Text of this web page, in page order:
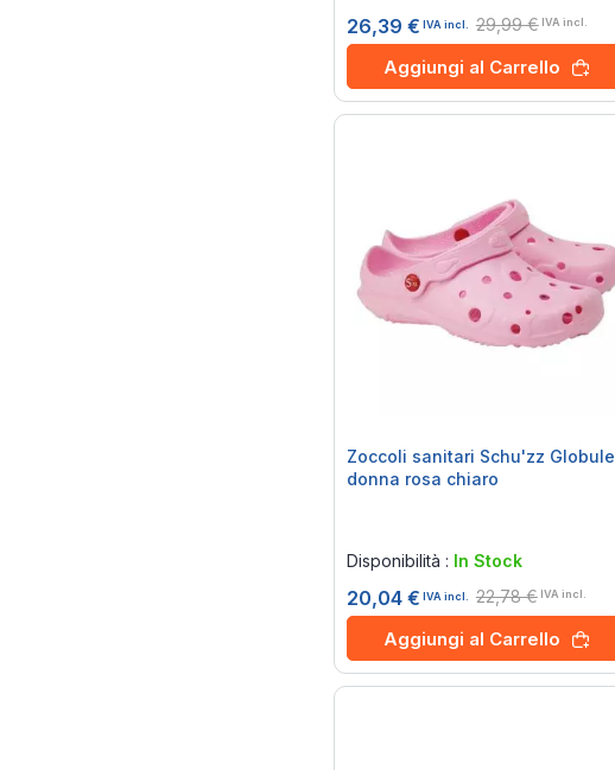
26,39 € IVA incl. 29,99 € IVA incl.
Aggiungi al Carrello
Zoccoli sanitari Schu'zz Globule
donna rosa chiaro
Disponibilità : In Stock
20,04 € IVA incl. 22,78 € IVA incl.
Aggiungi al Carrello